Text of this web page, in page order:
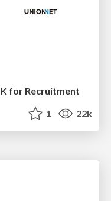
for Recruitment
1 22k